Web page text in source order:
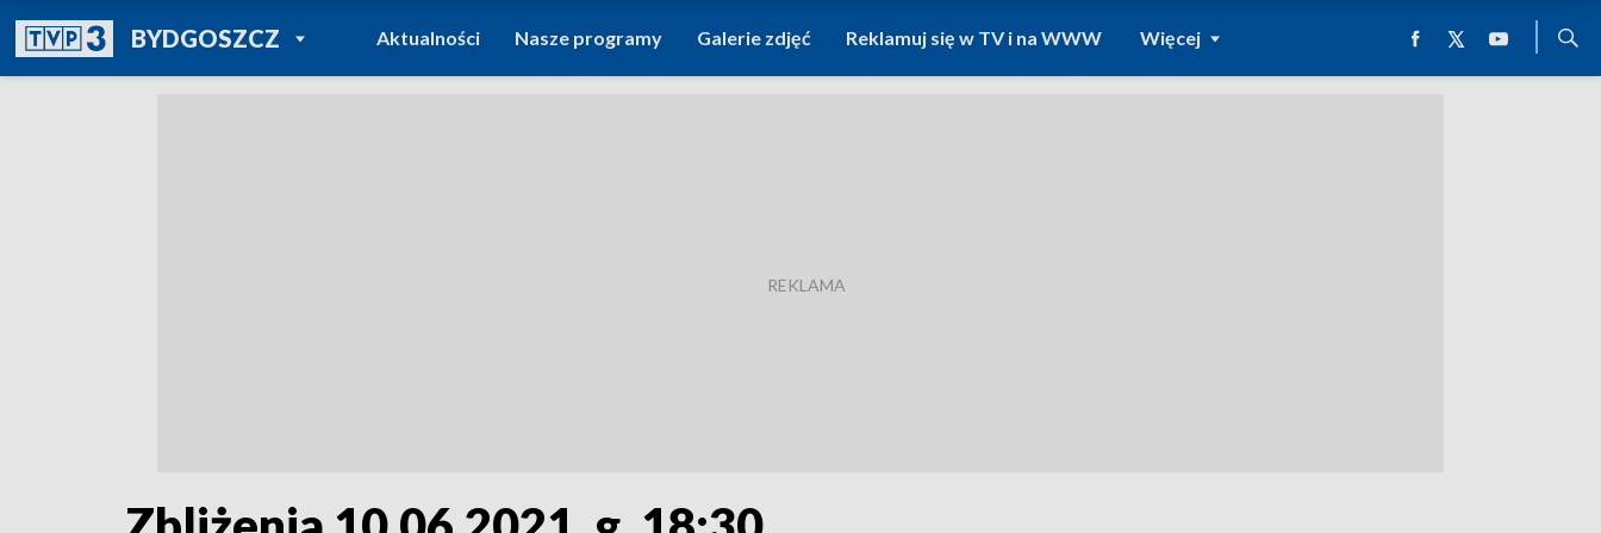
BYDGOSZCZPOWRÓT DO
TVP REGIONY
Aktualności Nasze programy Galerie zdjęć Reklamuj się w TV i na WWW Więcej